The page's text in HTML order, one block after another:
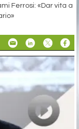
Ferrosi: «Dar vita a